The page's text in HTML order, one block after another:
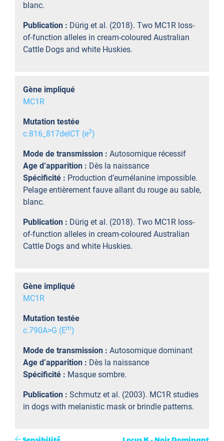
blanc.
Publication : Dürig et al. (2018). Two MC1R loss-
of-function alleles in cream-coloured Australian
Cattle Dogs and white Huskies.
Gène impliqué
MC1R
Mutation testée
c.816_817delCT (e3)
Mode de transmission : Autosomique récessif
Age d’apparition : Dès la naissance
Spécificité : Production d’eumélanine impossible.
Pelage entièrement fauve allant du rouge au sable,
blanc.
Publication : Dürig et al. (2018). Two MC1R loss-
of-function alleles in cream-coloured Australian
Cattle Dogs and white Huskies.
Gène impliqué
MC1R
Mutation testée
c.790A>G (Em)
Mode de transmission : Autosomique dominant
Age d’apparition : Dès la naissance
Spécificité : Masque sombre.
Publication : Schmutz et al. (2003). MC1R studies
in dogs with melanistic mask or brindle patterns.
Sensibilité
Locus K - Noir Dominant